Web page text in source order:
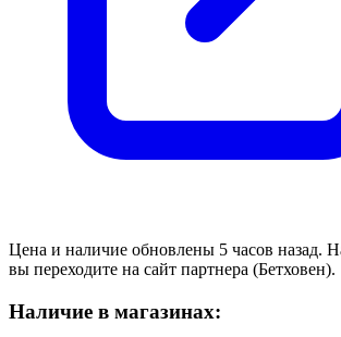
Цена и наличие обновлены 5 часов назад.
вы переходите на сайт партнера (Бетховен).
Наличие в магазинах: